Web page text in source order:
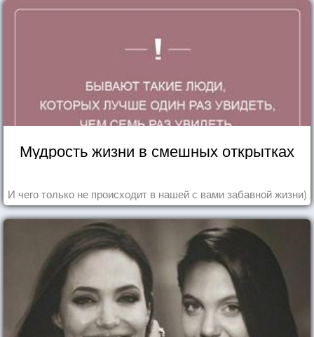
Мудрость жизни в смешных открытках
И чего только не происходит в нашей с вами забавной жизни)